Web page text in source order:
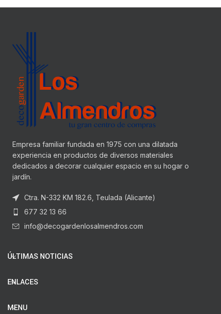
Empresa familiar fundada en 1975 con una dilatada
experiencia en productos de diversos materiales
dedicados a decorar cualquier espacio en su hogar o
jardín.
Ctra. N-332 KM 182.6, Teulada (Alicante)
677 32 13 66
info@decogardenlosalmendros.com
ÚLTIMAS NOTICIAS
ENLACES
MENU